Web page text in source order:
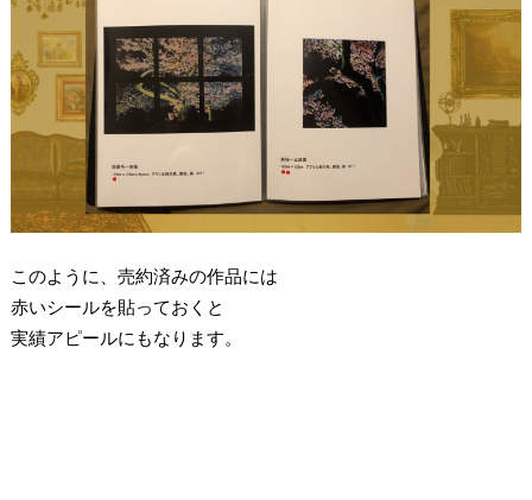
このように、売約済みの作品には
赤いシールを貼っておくと
実績アピールにもなります。